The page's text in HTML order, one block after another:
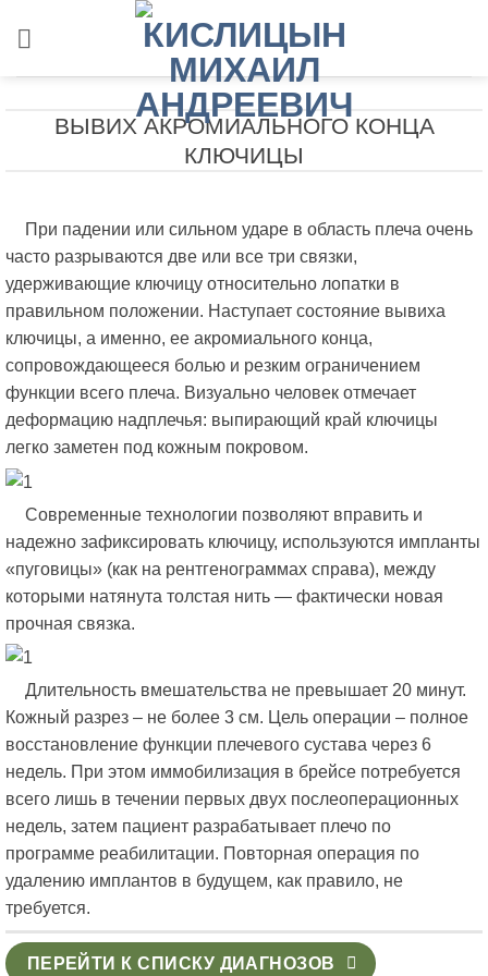
ВЫВИХ АКРОМИАЛЬНОГО КОНЦА
КЛЮЧИЦЫ
При падении или сильном ударе в область плеча очень
часто разрываются две или все три связки,
удерживающие ключицу относительно лопатки в
правильном положении. Наступает состояние вывиха
ключицы, а именно, ее акромиального конца,
сопровождающееся болью и резким ограничением
функции всего плеча. Визуально человек отмечает
деформацию надплечья: выпирающий край ключицы
легко заметен под кожным покровом.
Современные технологии позволяют вправить и
надежно зафиксировать ключицу, используются импланты
«пуговицы» (как на рентгенограммах справа), между
которыми натянута толстая нить — фактически новая
прочная связка.
Длительность вмешательства не превышает 20 минут.
Кожный разрез – не более 3 см. Цель операции – полное
восстановление функции плечевого сустава через 6
недель. При этом иммобилизация в брейсе потребуется
всего лишь в течении первых двух послеоперационных
недель, затем пациент разрабатывает плечо по
программе реабилитации. Повторная операция по
удалению имплантов в будущем, как правило, не
требуется.
ПЕРЕЙТИ К СПИСКУ ДИАГНОЗОВ